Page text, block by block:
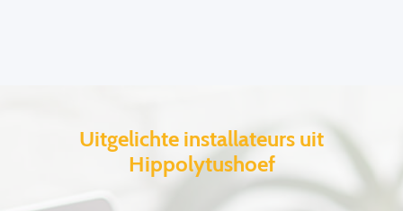
Uitgelichte installateurs uit
Hippolytushoef